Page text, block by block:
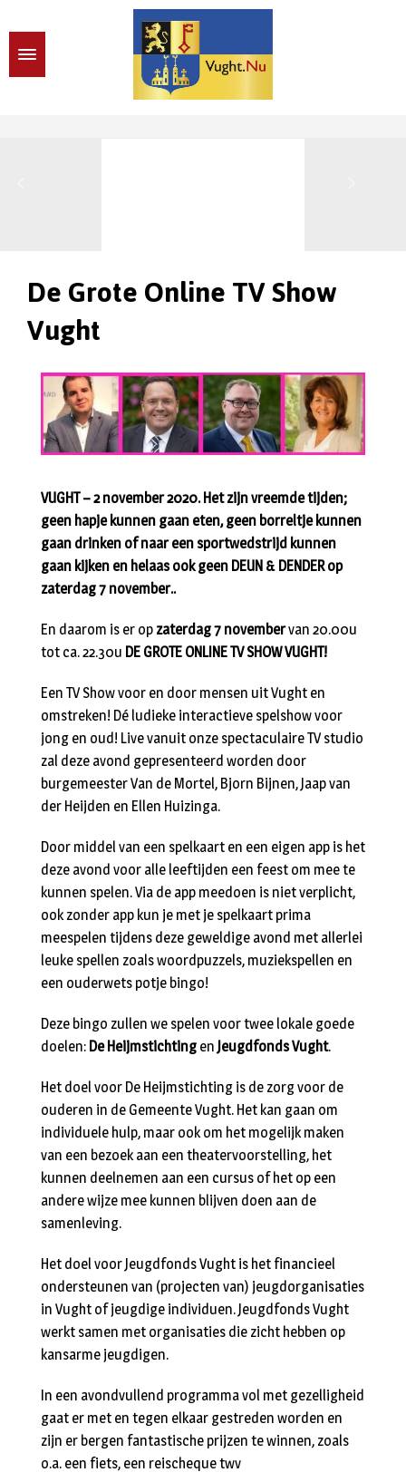
De Grote Online TV Show
Vught
VUGHT – 2 november 2020. Het zijn vreemde tijden;
geen hapje kunnen gaan eten, geen borreltje kunnen
gaan drinken of naar een sportwedstrijd kunnen
gaan kijken en helaas ook geen DEUN & DENDER op
zaterdag 7 november..
En daarom is er op zaterdag 7 novembervan 20.00u
tot ca. 22.30u DE GROTE ONLINE TV SHOW VUGHT!
Een TV Show voor en door mensen uit Vught en
omstreken! Dé ludieke interactieve spelshow voor
jong en oud! Live vanuit onze spectaculaire TV studio
zal deze avond gepresenteerd worden door
burgemeester Van de Mortel, Bjorn Bijnen, Jaap van
der Heijden en Ellen Huizinga.
Door middel van een spelkaart en een eigen app is het
deze avond voor alle leeftijden een feest om mee te
kunnen spelen. Via de app meedoen is niet verplicht,
ook zonder app kun je met je spelkaart prima
meespelen tijdens deze geweldige avond met allerlei
leuke spellen zoals woordpuzzels, muziekspellen en
een ouderwets potje bingo!
Deze bingo zullen we spelen voor twee lokale goede
doelen: De Heijmstichting en Jeugdfonds Vught.
Het doel voor De Heijmstichting is de zorg voor de
ouderen in de Gemeente Vught. Het kan gaan om
individuele hulp, maar ook om het mogelijk maken
van een bezoek aan een theatervoorstelling, het
kunnen deelnemen aan een cursus of het op een
andere wijze mee kunnen blijven doen aan de
samenleving.
Het doel voor Jeugdfonds Vught is het financieel
ondersteunen van (projecten van) jeugdorganisaties
in Vught of jeugdige individuen. Jeugdfonds Vught
werkt samen met organisaties die zicht hebben op
kansarme jeugdigen.
In een avondvullend programma vol met gezelligheid
gaat er met en tegen elkaar gestreden worden en
zijn er bergen fantastische prijzen te winnen, zoals
o.a. een fiets, een reischeque twv